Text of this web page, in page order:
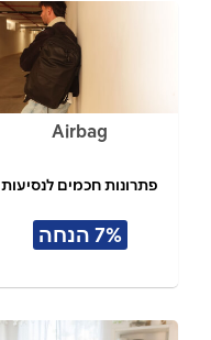
Airbag
פתרונות חכמים לנסיעות
7% הנחה